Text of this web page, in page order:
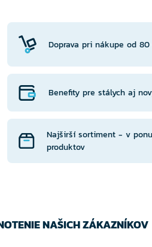
Doprava pri nákupe od
Benefity pre stálych aj
Najširší sortiment - v
produktov
NAŠICH ZÁKAZNÍKOV